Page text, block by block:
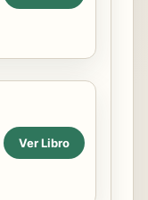
Ver Libro